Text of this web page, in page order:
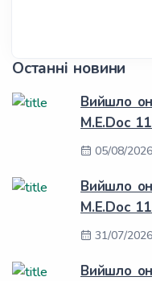
Останні новини
Вийшло
M.E.Doc
05/08/2026
Вийшло
M.E.Doc
31/07/2026
Вийшло